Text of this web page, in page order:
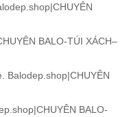
BALO-TÚI XÁCH–
Balodep.shop|CHUYÊN
BALO-